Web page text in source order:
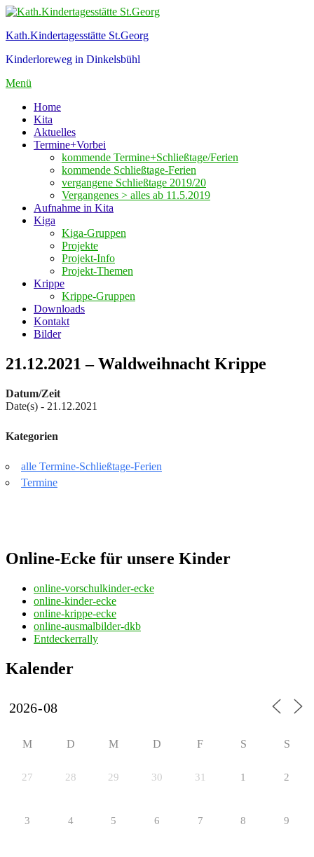
Zum
springen
Kath.Kindertagesstätte St.Georg
Kinderloreweg in Dinkelsbühl
Menü
Home
Kita
Aktuelles
Termine+Vorbei
kommende Termine+Schließtage/Ferien
kommende Schließtage-Ferien
vergangene Schließtage 2019/20
Vergangenes > alles ab 11.5.2019
Aufnahme in Kita
Kiga
Kiga-Gruppen
Projekte
Projekt-Info
Projekt-Themen
Krippe
Krippe-Gruppen
Downloads
Kontakt
Bilder
21.12.2021 – Waldweihnacht Krippe
Datum/Zeit
Date(s) - 21.12.2021
Kategorien
alle Termine-Schließtage-Ferien
Termine
Online-Ecke für unsere Kinder
online-vorschulkinder-ecke
online-kinder-ecke
online-krippe-ecke
online-ausmalbilder-dkb
Entdeckerrally
Kalender
M D M D F S S
27 28 29 30 31 1 2
3 4 5 6 7 8 9